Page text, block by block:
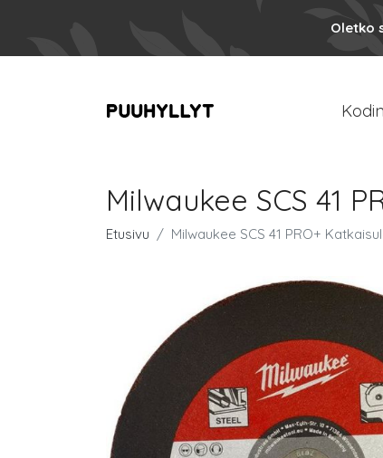
Oletko
Milwaukee SCS 41
Etusivu Milwaukee SCS 41 PRO+